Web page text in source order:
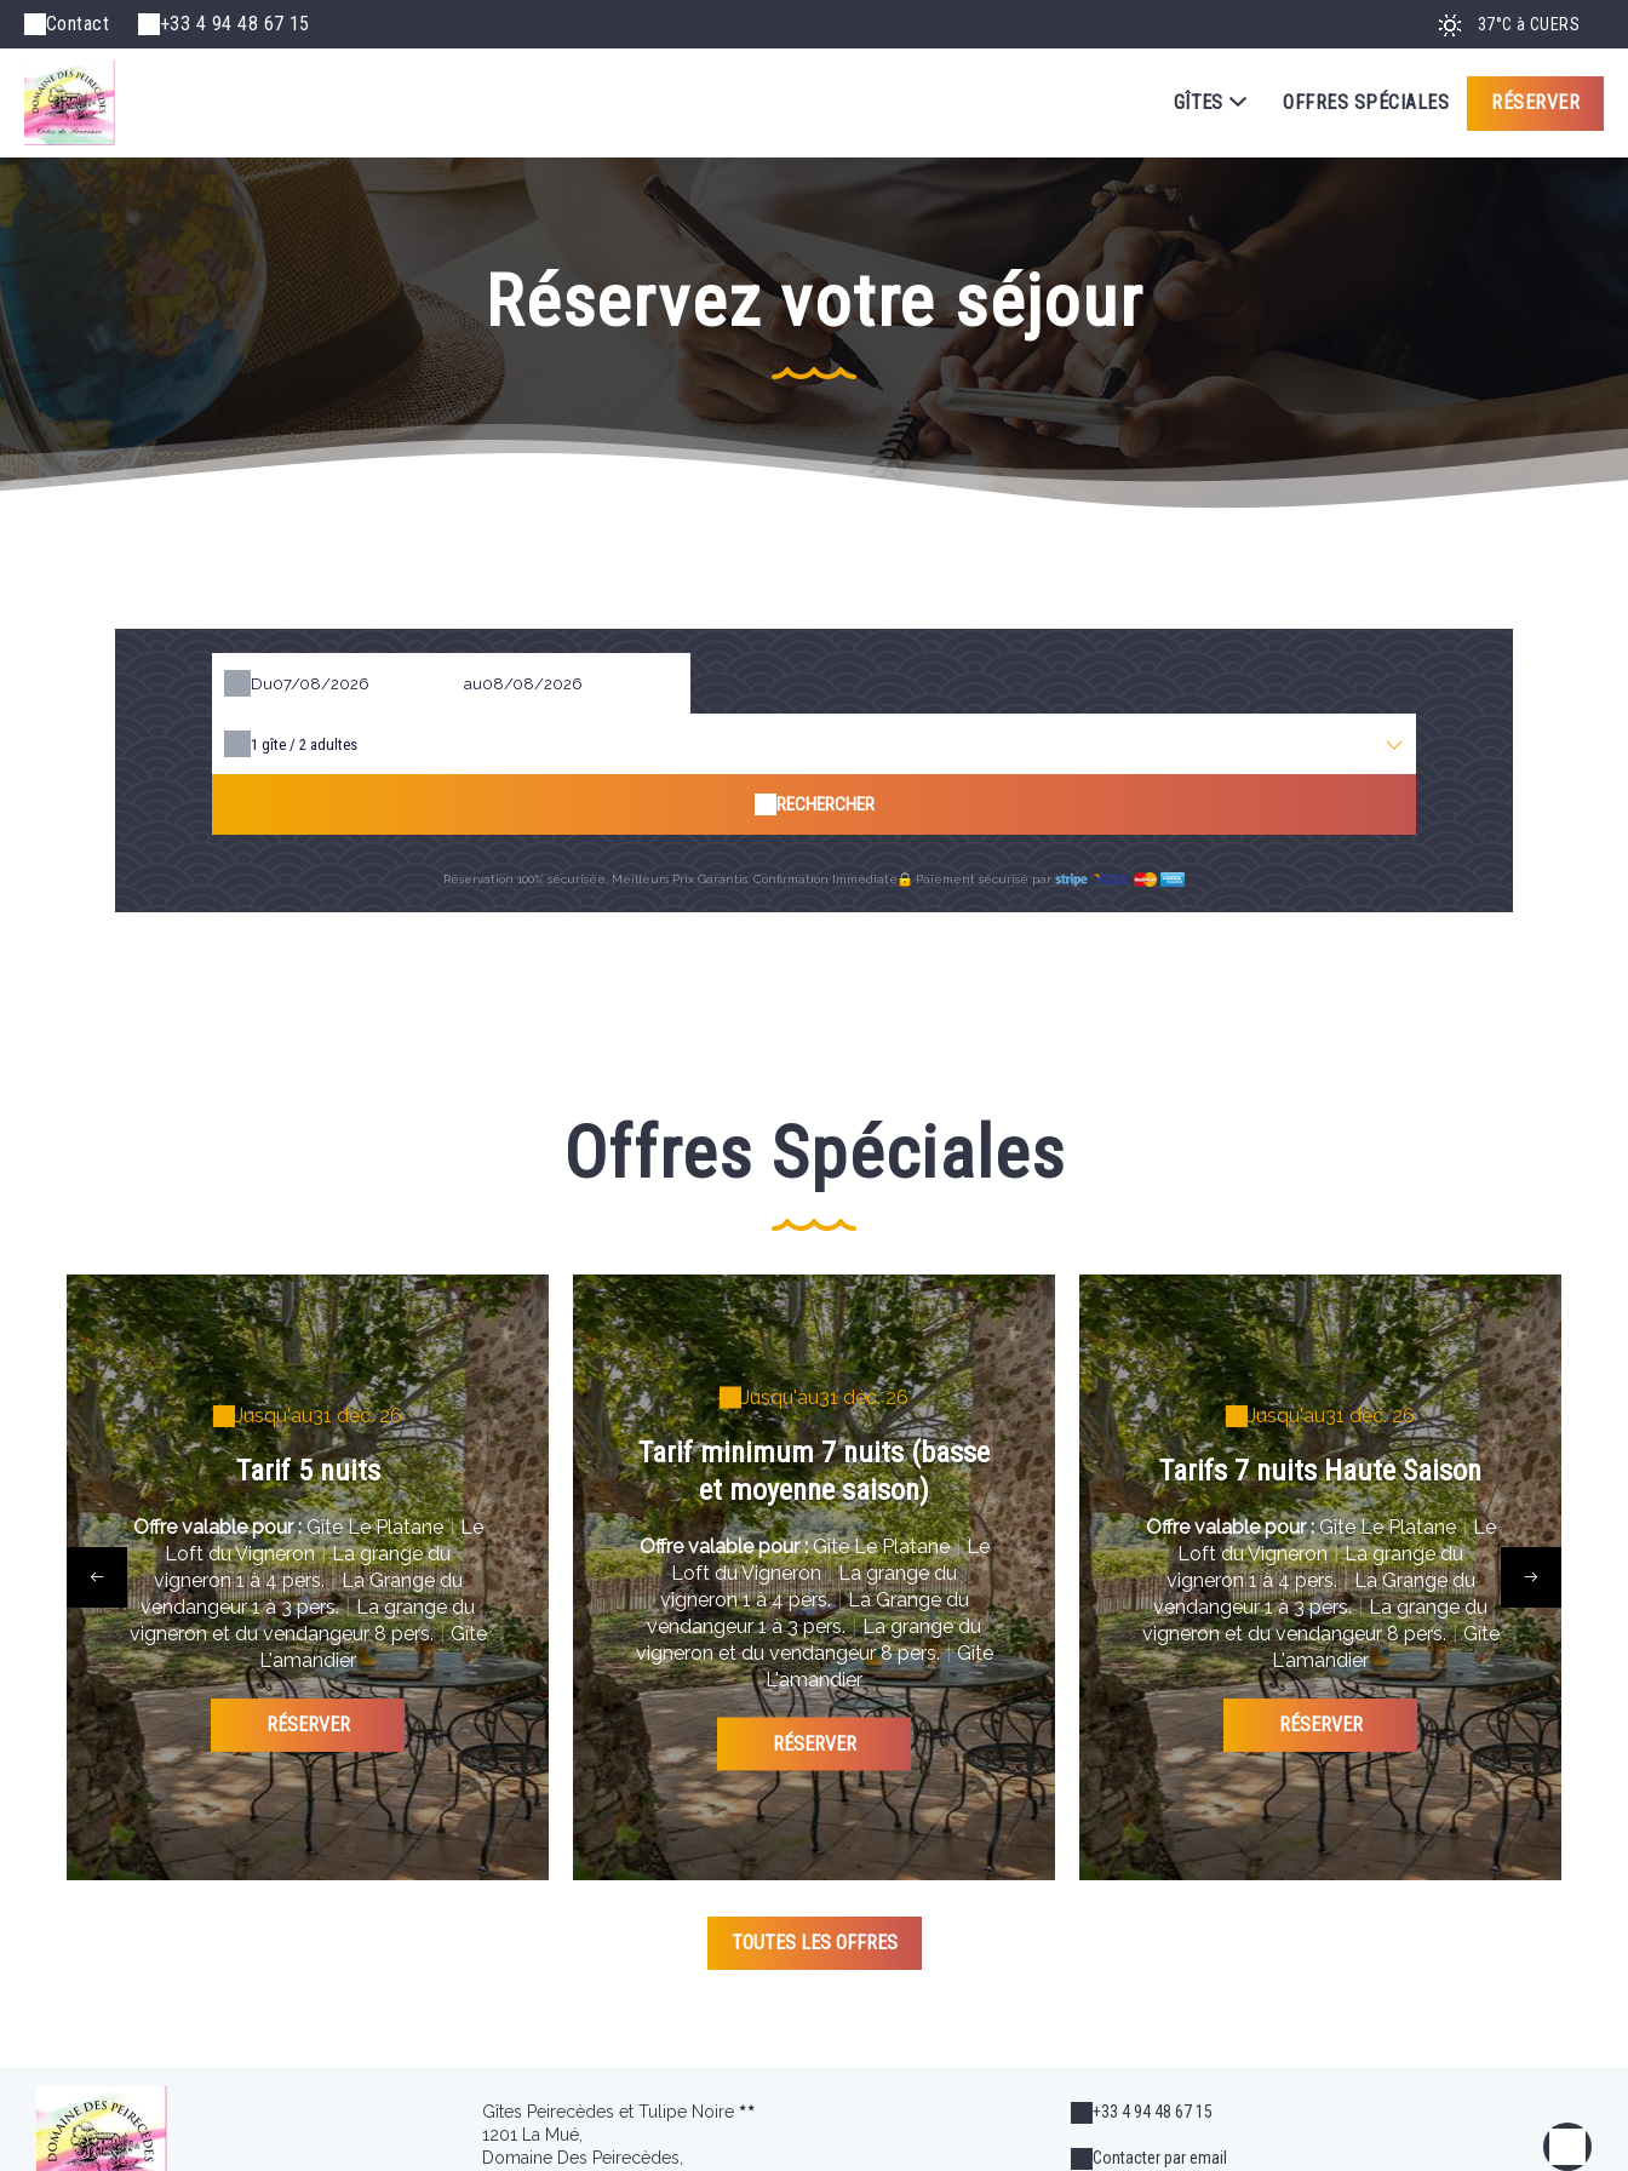
Contact +33 4 94 48 67 15 37°C à CUERS
GÎTES OFFRES SPÉCIALES RÉSERVER
Réservez votre séjour
Du au
1 gîte / 2 adultes
RECHERCHER
Réservation 100% sécurisée, Meilleurs Prix Garantis, Confirmation Immédiate Paiement sécurisé par
Offres Spéciales
Jusqu'au31 déc. 26
Tarif 5 nuits
Offre valable pour :Gîte Le Platane | Le
Loft du Vigneron | La grange du
vigneron 1 à 4 pers. | La Grange du
vendangeur 1 à 3 pers. | La grange du
vigneron et du vendangeur 8 pers. | Gîte
L'amandier
RÉSERVER
Jusqu'au31 déc. 26
Tarif minimum 7 nuits (basse
et moyenne saison)
Offre valable pour :Gîte Le Platane | Le
Loft du Vigneron | La grange du
vigneron 1 à 4 pers. | La Grange du
vendangeur 1 à 3 pers. | La grange du
vigneron et du vendangeur 8 pers. | Gîte
L'amandier
RÉSERVER
Jusqu'au31 déc. 26
Tarifs 7 nuits Haute Saison
Offre valable pour :Gîte Le Platane | Le
Loft du Vigneron | La grange du
vigneron 1 à 4 pers. | La Grange du
vendangeur 1 à 3 pers. | La grange du
vigneron et du vendangeur 8 pers. | Gîte
L'amandier
RÉSERVER
TOUTES LES OFFRES
Gîtes Peirecèdes et Tulipe Noire
1201 La Mué,
Domaine Des Peirecèdes,
+33 4 94 48 67 15
Contacter par email